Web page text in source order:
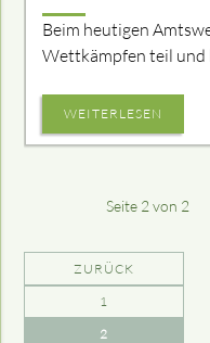
Beim heutigen
Wettkämpfen teil und
WEITERLESEN
Seite 2 von 2
ZURÜCK
1
2